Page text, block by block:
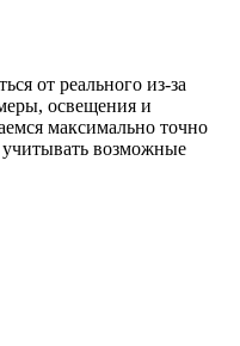
от реального из-за
освещения и
максимально точно
учитывать возможные